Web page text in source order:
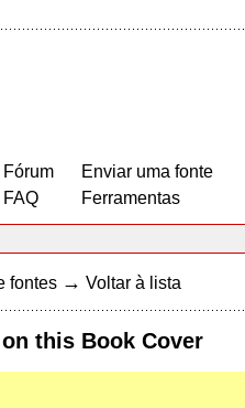
Fórum
FAQ
Enviar uma fonte
Ferramentas
fontes → Voltar à lista
this Book Cover